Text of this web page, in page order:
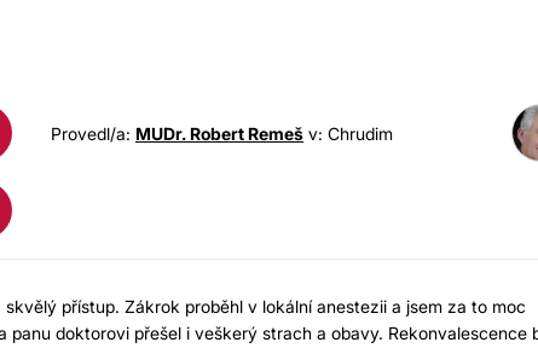
Provedl/a: MUDr. Robert Remeš v: Chrudim
přístup. Zákrok proběhl v lokální anestezii a jsem za to moc
doktorovi přešel i veškerý strach a obavy. Rekonvalescence